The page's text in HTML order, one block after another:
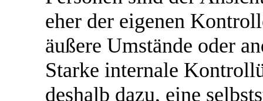
eher der eigenen
äußere Umstände oder
Starke internale
deshalb dazu, eine